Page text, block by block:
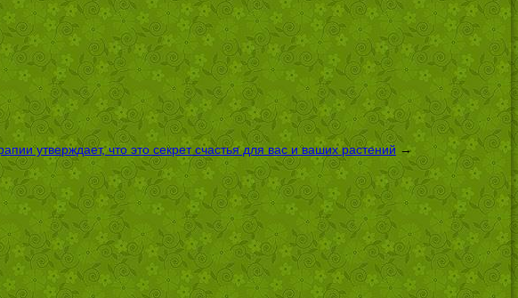
утверждает, что это секрет счастья для вас и ваших растений →